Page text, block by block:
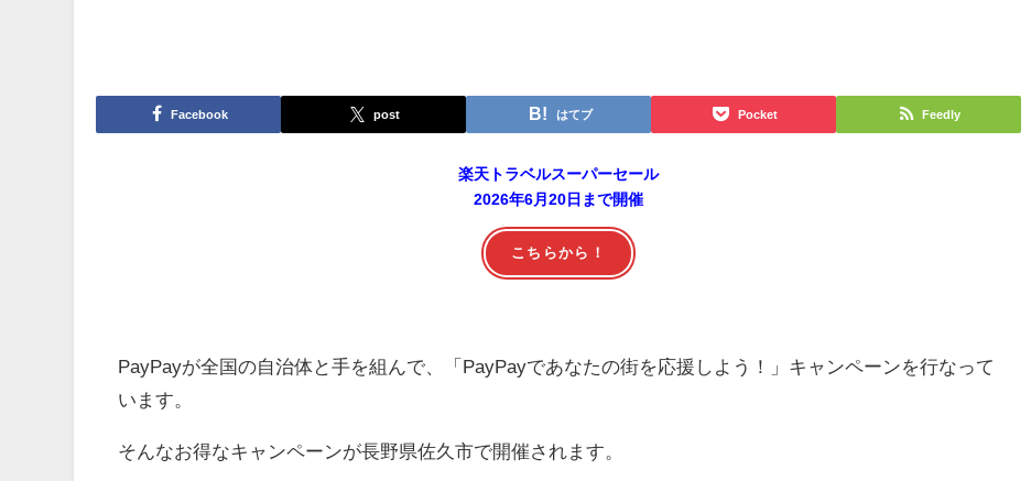
Facebook post はてブ Pocket Feedly
楽天トラベルスーパーセール
2026年6月20日まで開催
こちらから！
PayPayが全国の自治体と手を組んで、「PayPayであなたの街を応援しよう！」キャンペーンを行なって
います。
そんなお得なキャンペーンが長野県佐久市で開催されます。